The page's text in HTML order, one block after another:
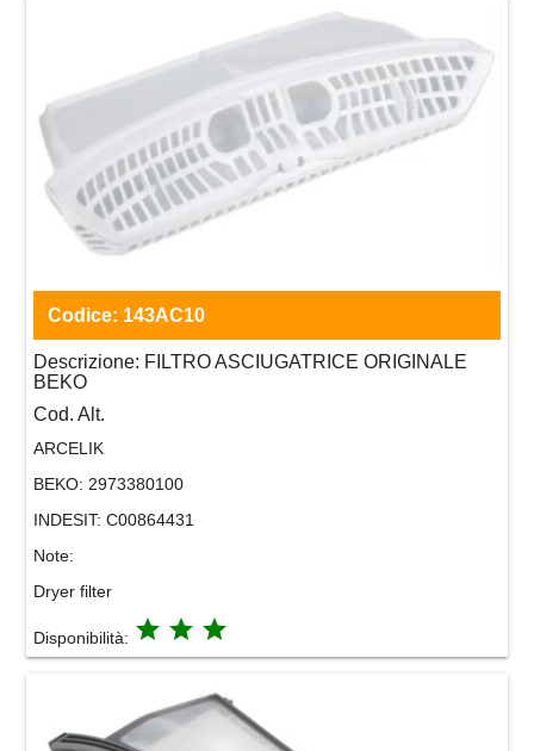
Codice: 143AC10
Descrizione: FILTRO ASCIUGATRICE ORIGINALE
BEKO
Cod. Alt.
ARCELIK
BEKO: 2973380100
INDESIT: C00864431
Note:
Dryer filter
Disponibilità: grade grade grade